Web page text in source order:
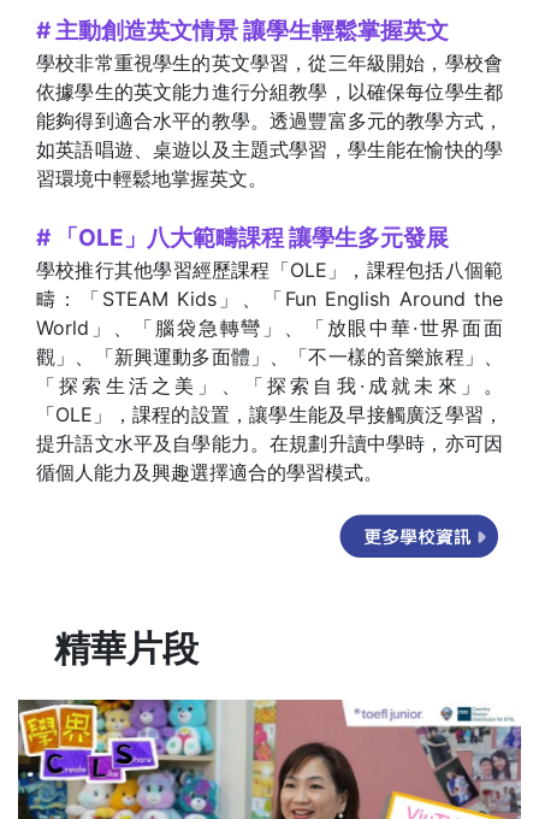
# 主動創造英文情景 讓學生輕鬆掌握英文
學校非常重視學生的英文學習，從三年級開始，學校會
依據學生的英文能力進行分組教學，以確保每位學生都
能夠得到適合水平的教學。透過豐富多元的教學方式，
如英語唱遊、桌遊以及主題式學習，學生能在愉快的學
習環境中輕鬆地掌握英文。
# 「OLE」八大範疇課程 讓學生多元發展
學校推行其他學習經歷課程「OLE」，課程包括八個範
疇：「STEAM Kids」、「Fun English Around the
World」、「腦袋急轉彎」、「放眼中華·世界面面
觀」、「新興運動多面體」、「不一樣的音樂旅程」、
「探索生活之美」、「探索自我·成就未來」。
「OLE」，課程的設置，讓學生能及早接觸廣泛學習，
提升語文水平及自學能力。在規劃升讀中學時，亦可因
循個人能力及興趣選擇適合的學習模式。
精華片段